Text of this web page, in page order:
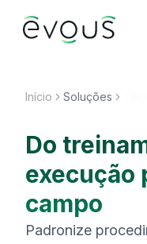
Início Soluções
Do
execução
campo
Padronize